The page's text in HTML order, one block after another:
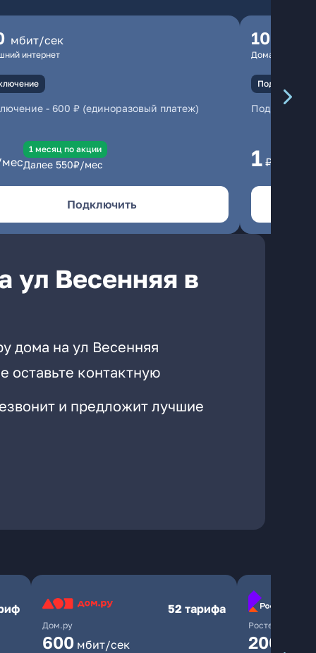
мбит/сек
интернет
- 600 ₽ (единоразовый платеж)
1 месяц по акции
Далее 550₽/мес
Подключить
100
Домашний
Подключение
1 ₽/мес
ул Весенняя в
дома на ул Весенняя
оставьте контактную
и предложит лучшие
Дом.ру
52 тарифа
600 мбит/сек
Ростелеком
200